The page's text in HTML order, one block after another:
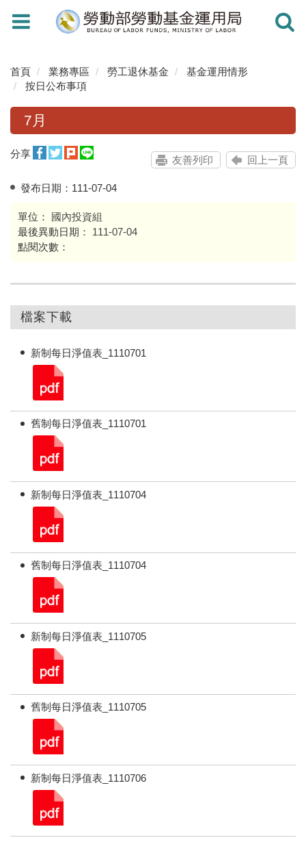
Toggle
navigation
Toggle
首頁 業務專區 勞工退休基金
基金運用情形
按日公布事項
7月
分享
友善列印 回上一頁
發布日期： 111-07-04
單位：
國內投資組
最後異動日期：
111-07-04
點閱次數：
檔案下載
新制每日淨值表_1110701
舊制每日淨值表_1110701
新制每日淨值表_1110704
舊制每日淨值表_1110704
新制每日淨值表_1110705
舊制每日淨值表_1110705
新制每日淨值表_1110706